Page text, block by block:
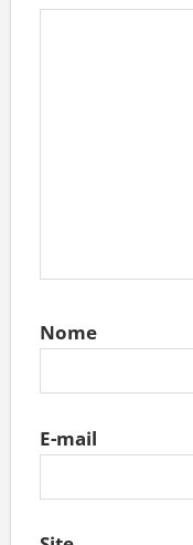
Nome
E-mail